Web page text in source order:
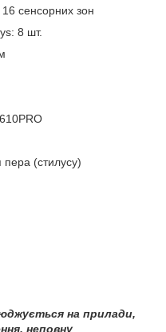
сенсорних зон
8 шт.
(стилусу)
на прилади,
неповну